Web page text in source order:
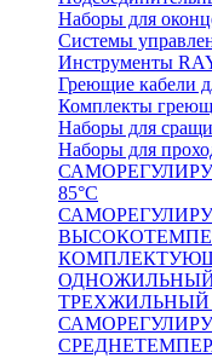
Наборы для
Системы
Инструменты
Греющие кабели
Комплекты
Наборы для
Наборы для
85°С
ТРЕХЖИЛЬНЫЙ